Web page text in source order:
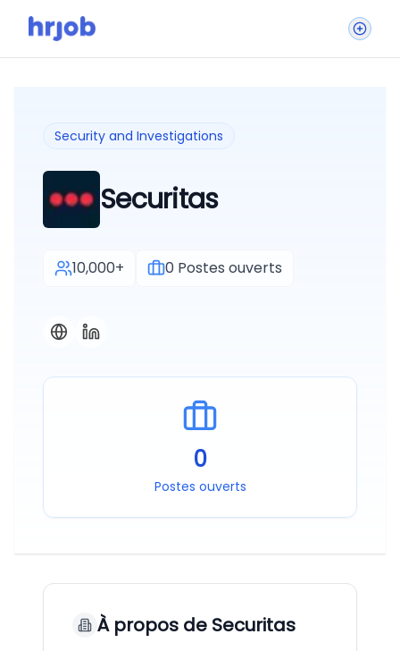
Security and Investigations
Securitas
10,000+ 0 Postes ouverts
0
Postes ouverts
À propos de Securitas